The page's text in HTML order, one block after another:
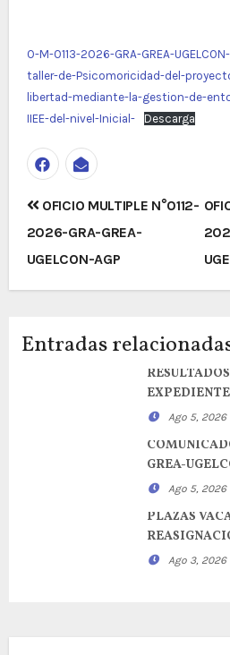
O-M-0113-2026-GRA-GREA-
taller-de-Psicomoricidad-del-
libertad-mediante-la-gestion-de-
IIEE-del-nivel-Inicial-
Descarga
Navegación
de
entradas
OFICIO MULTIPLE N°0112-
2026-GRA-GREA-
UGELCON-AGP
Entradas
Ago 5, 2026
GREA-
Ago 5, 2026
PLAZAS
Ago 3, 2026